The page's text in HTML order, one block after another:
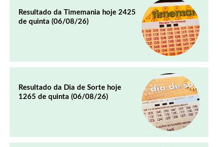
Resultado da Timemania hoje 2425
de quinta (06/08/26)
Resultado da Dia de Sorte hoje
1265 de quinta (06/08/26)